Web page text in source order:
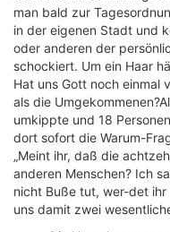
man bald zur
in der eigenen Stadt und
oder anderen der
schockiert. Um ein Haar
Hat uns Gott noch einmal
als die
umkippte und 18
dort sofort die Warum-
„Meint ihr, daß die
anderen Menschen? Ich
nicht Buße tut, wer-det ihr
uns damit zwei